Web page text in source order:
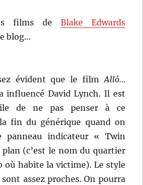
films de Blake Edwards
blog…
évident que le filmAllô…
influencé David Lynch. Il est
de ne pas penser à ce
fin du générique quand on
panneau indicateur « Twin
plan (c’est le nom du quartier
où habite la victime). Le style
assez proches. On pourra